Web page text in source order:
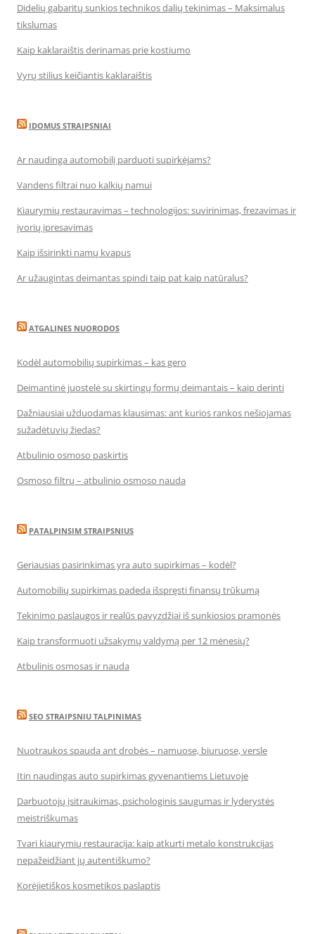
Didelių gabaritų sunkios technikos dalių tekinimas – Maksimalus
tikslumas
Kaip kaklaraištis derinamas prie kostiumo
Vyrų stilius keičiantis kaklaraištis
IDOMUS STRAIPSNIAI
Ar naudinga automobilį parduoti supirkėjams?
Vandens filtrai nuo kalkių namui
Kiaurymių restauravimas – technologijos: suvirinimas, frezavimas ir
įvorių įpresavimas
Kaip išsirinkti namų kvapus
Ar užaugintas deimantas spindi taip pat kaip natūralus?
ATGALINES NUORODOS
Kodėl automobilių supirkimas – kas gero
Deimantinė juostelė su skirtingų formų deimantais – kaip derinti
Dažniausiai užduodamas klausimas: ant kurios rankos nešiojamas
sužadėtuvių žiedas?
Atbulinio osmoso paskirtis
Osmoso filtrų – atbulinio osmoso nauda
PATALPINSIM STRAIPSNIUS
Geriausias pasirinkimas yra auto supirkimas – kodėl?
Automobilių supirkimas padeda išspręsti finansų trūkumą
Tekinimo paslaugos ir realūs pavyzdžiai iš sunkiosios pramonės
Kaip transformuoti užsakymų valdymą per 12 mėnesių?
Atbulinis osmosas ir nauda
SEO STRAIPSNIU TALPINIMAS
Nuotraukos spauda ant drobės – namuose, biuruose, versle
Itin naudingas auto supirkimas gyvenantiems Lietuvoje
Darbuotojų įsitraukimas, psichologinis saugumas ir lyderystės
meistriškumas
Tvari kiaurymių restauracija: kaip atkurti metalo konstrukcijas
nepažeidžiant jų autentiškumo?
Korėjietiškos kosmetikos paslaptis